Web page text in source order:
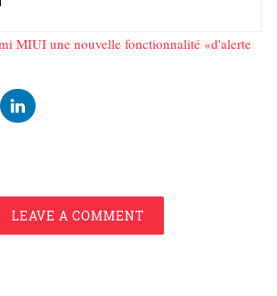
MIUI une nouvelle fonctionnalité «d'alerte
LEAVE A COMMENT